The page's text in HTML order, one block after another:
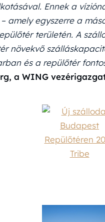
Ennek a
amely egyszerre a
területén. A
növekvő
és a repülőtér
a WING